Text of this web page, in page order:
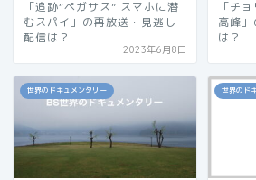
「追跡“ペガサス” スマホに潜
むスパイ」の再放送・見逃し
配信は？
2023年6月8日
「チ
高峰
は？
世界のドキュメンタリー 世界のド